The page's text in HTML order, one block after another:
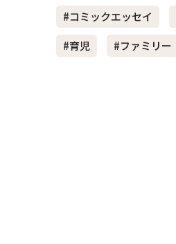
#共働き夫婦 #産休
#コミックエッセイ
#育児
#ファミリー